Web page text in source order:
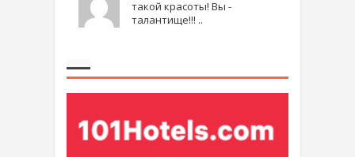
такой красоты! Вы -
талантище!!! ..